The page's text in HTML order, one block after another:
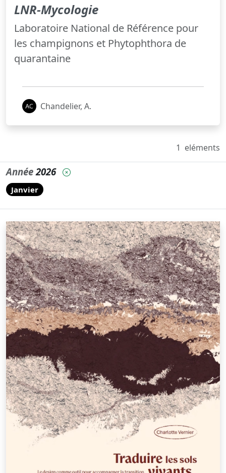
LNR-Mycologie
Laboratoire National de Référence pour
les champignons et Phytophthora de
quarantaine
Chandelier, A.
1 eléments
Année2026
Janvier